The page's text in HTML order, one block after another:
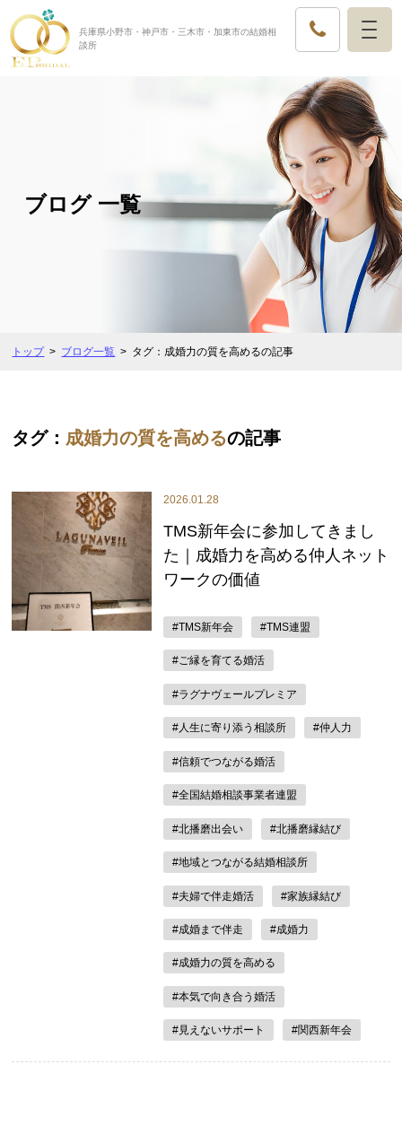
兵庫県小野市・神戸市・三木市・加東市の結婚相
談所
ブログ 一覧
トップ ブログ一覧 タグ：成婚力の質を高めるの記事
タグ： 成婚力の質を高めるの記事
2026.01.28
TMS新年会に参加してきまし
た｜成婚力を高める仲人ネット
ワークの価値
#TMS新年会 #TMS連盟
#ご縁を育てる婚活
#ラグナヴェールプレミア
#人生に寄り添う相談所 #仲人力
#信頼でつながる婚活
#全国結婚相談事業者連盟
#北播磨出会い #北播磨縁結び
#地域とつながる結婚相談所
#夫婦で伴走婚活 #家族縁結び
#成婚まで伴走 #成婚力
#成婚力の質を高める
#本気で向き合う婚活
#見えないサポート #関西新年会